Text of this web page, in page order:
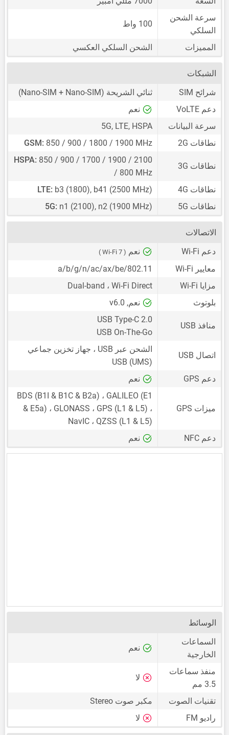
سرعة الشحن
السلكي
100 واط
المميزات الشحن السلكي العكسي
الشبكات
شرائح SIM
ثنائي الشريحة (Nano-SIM + Nano-SIM)
دعم VoLTE
نعم
سرعة البيانات
5G, LTE, HSPA
نطاقات 2G
GSM: 850 / 900 / 1800 / 1900 MHz
نطاقات 3G
HSPA: 850 / 900 / 1700 / 1900 / 2100
/ 800 MHz
نطاقات 4G
LTE: b3 (1800), b41 (2500 MHz)
نطاقات 5G
5G: n1 (2100), n2 (1900 MHz)
الاتصالات
دعم Wi-Fi
نعم ( Wi-Fi 7 )
معايير Wi-Fi
802.11/a/b/g/n/ac/ax/be
مزايا Wi-Fi
Dual-band ، Wi-Fi Direct
بلوتوث
نعم, v6.0
منافذ USB
USB Type-C 2.0
USB On-The-Go
اتصال USB
الشحن عبر USB ، جهاز تخزين جماعي
USB (UMS)
دعم GPS
نعم
ميزات GPS
BDS (B1I & B1C & B2a) ، GALILEO (E1
& E5a) ، GLONASS ، GPS (L1 & L5) ،
NavIC ، QZSS (L1 & L5)
دعم NFC
نعم
الوسائط
السماعات
الخارجية
نعم
منفذ سماعات
3.5 مم
لا
تقنيات الصوت
مكبر صوت Stereo
راديو FM
لا